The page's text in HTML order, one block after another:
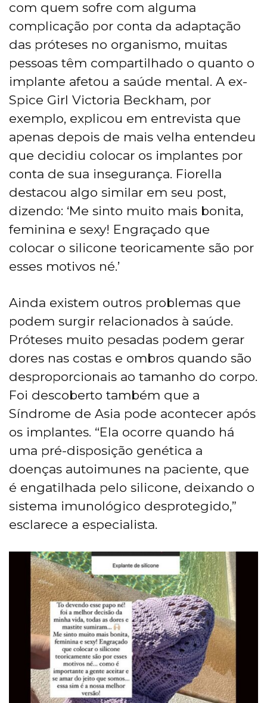
com quem sofre com alguma
complicação por conta da adaptação
das próteses no organismo, muitas
pessoas têm compartilhado o quanto o
implante afetou a saúde mental. A ex-
Spice Girl Victoria Beckham, por
exemplo, explicou em entrevista que
apenas depois de mais velha entendeu
que decidiu colocar os implantes por
conta de sua insegurança. Fiorella
destacou algo similar em seu post,
dizendo: ‘Me sinto muito mais bonita,
feminina e sexy! Engraçado que
colocar o silicone teoricamente são por
esses motivos né.’
Ainda existem outros problemas que
podem surgir relacionados à saúde.
Próteses muito pesadas podem gerar
dores nas costas e ombros quando são
desproporcionais ao tamanho do corpo.
Foi descoberto também que a
Síndrome de Asia pode acontecer após
os implantes. “Ela ocorre quando há
uma pré-disposição genética a
doenças autoimunes na paciente, que
é engatilhada pelo silicone, deixando o
sistema imunológico desprotegido,”
esclarece a especialista.